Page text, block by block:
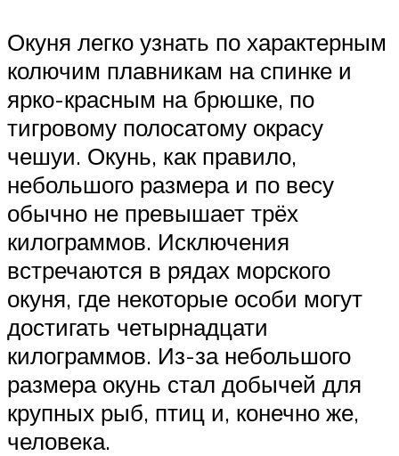
Окуня легко узнать по характерным
колючим плавникам на спинке и
ярко-красным на брюшке, по
тигровому полосатому окрасу
чешуи. Окунь, как правило,
небольшого размера и по весу
обычно не превышает трёх
килограммов. Исключения
встречаются в рядах морского
окуня, где некоторые особи могут
достигать четырнадцати
килограммов. Из-за небольшого
размера окунь стал добычей для
крупных рыб, птиц и, конечно же,
человека.